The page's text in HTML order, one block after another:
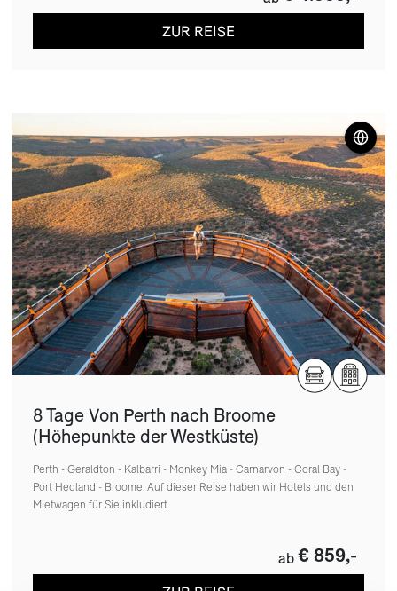
ZUR REISE
8 Tage Von Perth nach Broome
(Höhepunkte der Westküste)
Perth - Geraldton - Kalbarri - Monkey Mia - Carnarvon - Coral Bay -
Port Hedland - Broome. Auf dieser Reise haben wir Hotels und den
Mietwagen für Sie inkludiert.
ab € 859,-